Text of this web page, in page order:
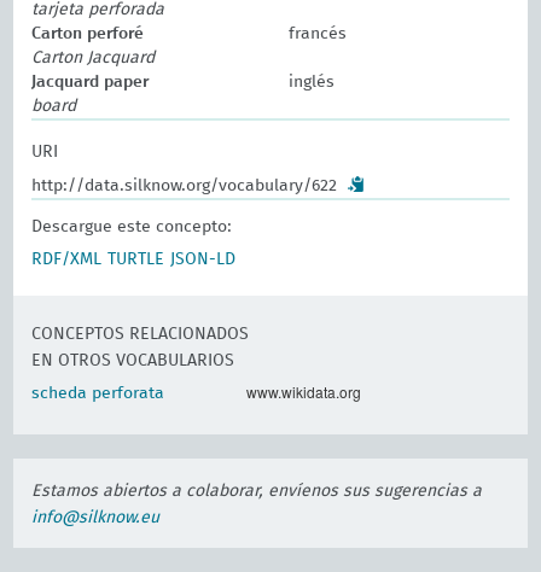
tarjeta perforada
Carton perforé
francés
Carton Jacquard
Jacquard paper
inglés
board
URI
http://data.silknow.org/vocabulary/622
Descargue este concepto:
RDF/XML
TURTLE JSON-LD
CONCEPTOS RELACIONADOS
EN OTROS VOCABULARIOS
scheda perforata
www.wikidata.org
Estamos abiertos a colaborar, envíenos sus sugerencias a
info@silknow.eu